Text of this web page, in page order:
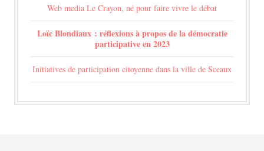
Web media Le Crayon, né pour faire vivre le débat
Loïc Blondiaux : réflexions à propos de la démocratie
participative en 2023
Initiatives de participation citoyenne dans la ville de Sceaux